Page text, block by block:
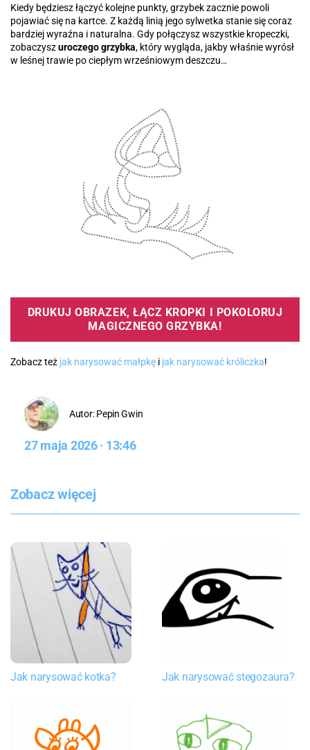
Kiedy będziesz łączyć kolejne punkty, grzybek zacznie powoli
pojawiać się na kartce. Z każdą linią jego sylwetka stanie się coraz
bardziej wyraźna i naturalna. Gdy połączysz wszystkie kropeczki,
zobaczyszuroczego grzybka, który wygląda, jakby właśnie wyrósł
w leśnej trawie po ciepłym wrześniowym deszczu…
DRUKUJ OBRAZEK, ŁĄCZ KROPKI I POKOLORUJ
MAGICZNEGO GRZYBKA!
Zobacz też jak narysować małpkę i jak narysować króliczka!
Autor: Pepin Gwin
27 maja 2026 · 13:46
Zobacz więcej
Jak narysować kotka? Jak narysować stegozaura?